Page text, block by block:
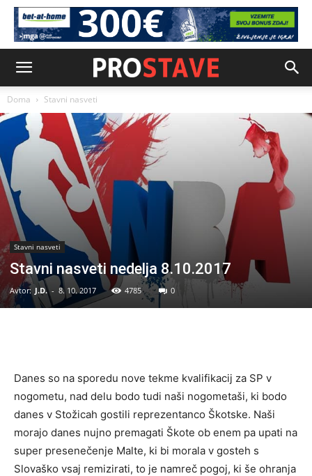
Doma Stavni nasveti
Stavni nasveti
Stavni nasveti nedelja 8.10.2017
Avtor: J.D. - 8. 10. 2017 4785 0
Danes so na sporedu nove tekme kvalifikacij za SP v
nogometu, nad delu bodo tudi naši nogometaši, ki bodo
danes v Stožicah gostili reprezentanco Škotske. Naši
morajo danes nujno premagati Škote ob enem pa upati na
super presenečenje Malte, ki bi morala v gosteh s
Slovaško vsaj remizirati, to je namreč pogoj, ki še ohranja